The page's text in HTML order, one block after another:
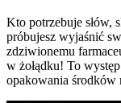
Kto potrzebuje słów,
próbujesz wyjaśnić
zdziwionemu
w żołądku! To
opakowania środków